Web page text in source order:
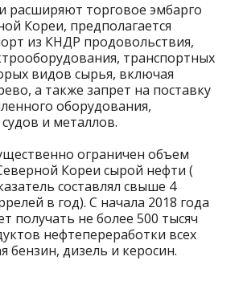
расширяют торговое эмбарго
Кореи, предполагается
из КНДР продовольствия,
транспортных
видов сырья, включая
а также запрет на поставку
оборудования,
и металлов.
ограничен объем
Кореи сырой нефти (
составлял свыше 4
в год). С начала 2018 года
получать не более 500 тысяч
нефтепереработки всех
бензин, дизель и керосин.